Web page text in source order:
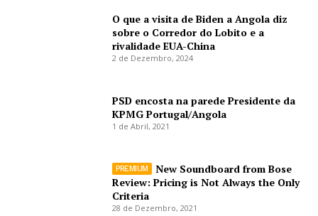
O que a visita de Biden a Angola diz
sobre o Corredor do Lobito e a
rivalidade EUA-China
2 de Dezembro, 2024
PSD encosta na parede Presidente da
KPMG Portugal/Angola
1 de Abril, 2021
New Soundboard from Bose
Review: Pricing is Not Always the Only
Criteria
28 de Dezembro, 2021